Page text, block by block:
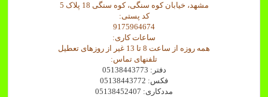
مشهد، خیابان کوه سنگی، کوه سنگی 18 پلاک 5
کد پستی:
9175964674
ساعات کاری:
همه روزه از ساعت 8 تا 13 غیر از روزهای تعطیل
تلفنهای تماس:
دفتر: 05138443773
فکس: 05138443772
مددکاری: 05138452407